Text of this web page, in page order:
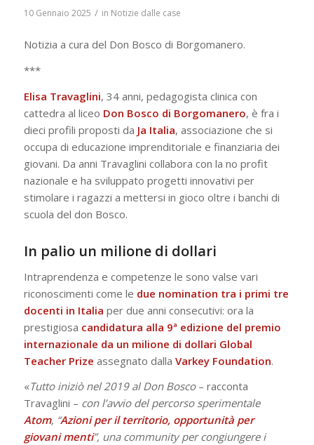
10 Gennaio 2025 / in Notizie dalle case
Notizia a cura del Don Bosco di Borgomanero.
***
Elisa Travaglini, 34 anni, pedagogista clinica con
cattedra al liceo Don Bosco di Borgomanero, è fra i
dieci profili proposti da Ja Italia, associazione che si
occupa di educazione imprenditoriale e finanziaria dei
giovani. Da anni Travaglini collabora con la no profit
nazionale e ha sviluppato progetti innovativi per
stimolare i ragazzi a mettersi in gioco oltre i banchi di
scuola del don Bosco.
In palio un milione di dollari
Intraprendenza e competenze le sono valse vari
riconoscimenti come le due nomination tra i primi tre
docenti in Italia per due anni consecutivi: ora la
prestigiosa candidatura alla 9ª edizione del premio
internazionale da un milione di dollari Global
Teacher Prize assegnato dalla Varkey Foundation.
«Tutto iniziò nel 2019 al Don Bosco– racconta
Travaglini – con l’avvio del percorso sperimentale
Atom, “Azioni per il territorio, opportunità per
giovani menti”, una community per congiungere i